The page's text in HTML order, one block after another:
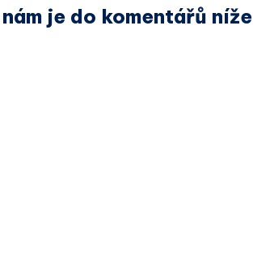
je do komentářů níže